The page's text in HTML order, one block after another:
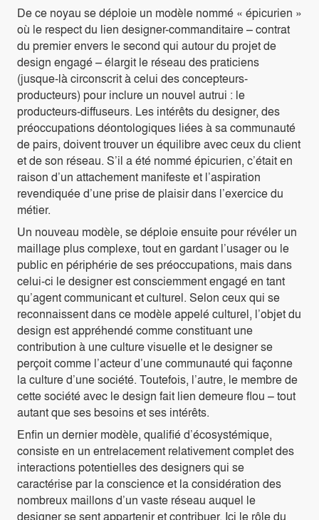
De ce noyau se déploie un modèle nommé « épicurien »
où le respect du lien designer-commanditaire – contrat
du premier envers le second qui autour du projet de
design engagé – élargit le réseau des praticiens
(jusque-là circonscrit à celui des concepteurs-
producteurs) pour inclure un nouvel autrui : le
producteurs-diffuseurs. Les intérêts du designer, des
préoccupations déontologiques liées à sa communauté
de pairs, doivent trouver un équilibre avec ceux du client
et de son réseau. S’il a été nommé épicurien, c’était en
raison d’un attachement manifeste et l’aspiration
revendiquée d’une prise de plaisir dans l’exercice du
métier.
Un nouveau modèle, se déploie ensuite pour révéler un
maillage plus complexe, tout en gardant l’usager ou le
public en périphérie de ses préoccupations, mais dans
celui-ci le designer est consciemment engagé en tant
qu’agent communicant et culturel. Selon ceux qui se
reconnaissent dans ce modèle appelé culturel, l’objet du
design est appréhendé comme constituant une
contribution à une culture visuelle et le designer se
perçoit comme l’acteur d’une communauté qui façonne
la culture d’une société. Toutefois, l’autre, le membre de
cette société avec le design fait lien demeure flou – tout
autant que ses besoins et ses intérêts.
Enfin un dernier modèle, qualifié d’écosystémique,
consiste en un entrelacement relativement complet des
interactions potentielles des designers qui se
caractérise par la conscience et la considération des
nombreux maillons d’un vaste réseau auquel le
designer se sent appartenir et contribuer. Ici le rôle du